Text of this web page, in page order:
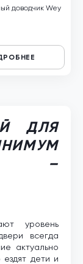
доводчик Wey
ДЛЯ
–
уровень
всегда
актуально
дети и